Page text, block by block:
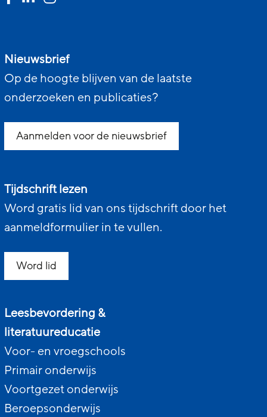
Nieuwsbrief
Op de hoogte blijven van de laatste
onderzoeken en publicaties?
Aanmelden voor de nieuwsbrief
Tijdschrift lezen
Word gratis lid van ons tijdschrift door het
aanmeldformulier in te vullen.
Word lid
Leesbevordering &
literatuureducatie
Voor- en vroegschools
Primair onderwijs
Voortgezet onderwijs
Beroepsonderwijs